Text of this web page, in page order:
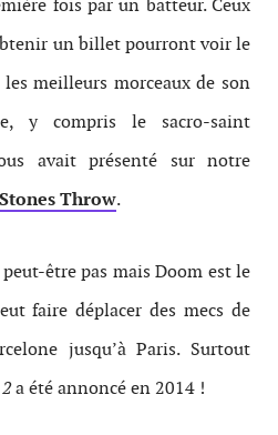
fois par un batteur. Ceux
un billet pourront voir le
meilleurs morceaux de son
y compris le sacro-saint
avait présenté sur notre
Throw.
être pas mais Doom est le
faire déplacer des mecs de
jusqu’à Paris. Surtout
a été annoncé en 2014 !